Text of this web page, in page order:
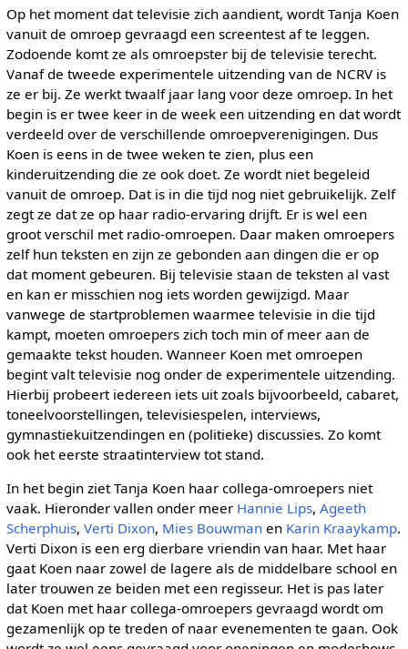
Op het moment dat televisie zich aandient, wordt Tanja Koen
vanuit de omroep gevraagd een screentest af te leggen.
Zodoende komt ze als omroepster bij de televisie terecht.
Vanaf de tweede experimentele uitzending van de NCRV is
ze er bij. Ze werkt twaalf jaar lang voor deze omroep. In het
begin is er twee keer in de week een uitzending en dat wordt
verdeeld over de verschillende omroepverenigingen. Dus
Koen is eens in de twee weken te zien, plus een
kinderuitzending die ze ook doet. Ze wordt niet begeleid
vanuit de omroep. Dat is in die tijd nog niet gebruikelijk. Zelf
zegt ze dat ze op haar radio-ervaring drijft. Er is wel een
groot verschil met radio-omroepen. Daar maken omroepers
zelf hun teksten en zijn ze gebonden aan dingen die er op
dat moment gebeuren. Bij televisie staan de teksten al vast
en kan er misschien nog iets worden gewijzigd. Maar
vanwege de startproblemen waarmee televisie in die tijd
kampt, moeten omroepers zich toch min of meer aan de
gemaakte tekst houden. Wanneer Koen met omroepen
begint valt televisie nog onder de experimentele uitzending.
Hierbij probeert iedereen iets uit zoals bijvoorbeeld, cabaret,
toneelvoorstellingen, televisiespelen, interviews,
gymnastiekuitzendingen en (politieke) discussies. Zo komt
ook het eerste straatinterview tot stand.
In het begin ziet Tanja Koen haar collega-omroepers niet
vaak. Hieronder vallen onder meer Hannie Lips, Ageeth
Scherphuis, Verti Dixon, Mies Bouwmanen Karin Kraaykamp.
Verti Dixon is een erg dierbare vriendin van haar. Met haar
gaat Koen naar zowel de lagere als de middelbare school en
later trouwen ze beiden met een regisseur. Het is pas later
dat Koen met haar collega-omroepers gevraagd wordt om
gezamenlijk op te treden of naar evenementen te gaan. Ook